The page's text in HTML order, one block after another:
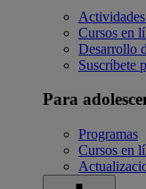
Cursos en
Desarrollo
Suscríbete
Para
Programas
Cursos en